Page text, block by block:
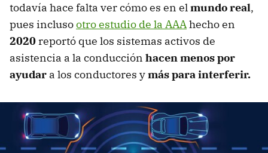
todavía hace falta ver cómo es en elmundo real,
pues inclusootro estudio de la AAAhecho en
2020 reportó que los sistemas activos de
asistencia a la conducción hacen menos por
ayudar a los conductores ymás para interferir.